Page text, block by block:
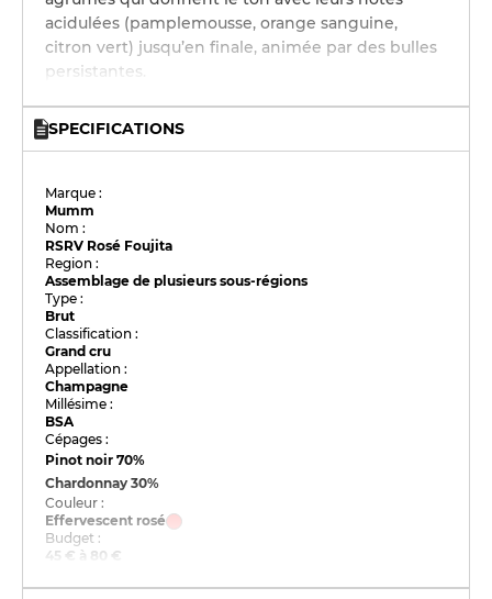
acidulées (pamplemousse, orange sanguine,
citron vert) jusqu’en finale, animée par des bulles
persistantes.
SPECIFICATIONS
Marque :
Mumm
Nom :
RSRV Rosé Foujita
Region :
Assemblage de plusieurs sous-régions
Type :
Brut
Classification :
Grand cru
Appellation :
Champagne
Millésime :
BSA
Cépages :
Pinot noir70%
Chardonnay30%
Couleur :
Effervescent rosé
Budget :
45 € à 80 €